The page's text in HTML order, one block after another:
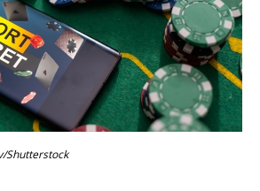
Shutterstock